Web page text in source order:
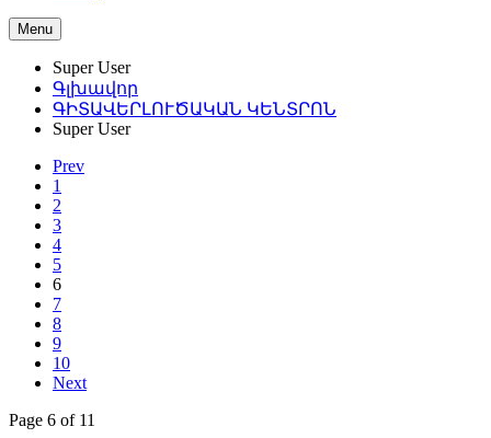
Menu
Super User
Գլխավոր
ԳԻՏԱՎԵՐԼՈՒԾԱԿԱՆ ԿԵՆՏՐՈՆ
Super User
Prev
1
2
3
4
5
6
7
8
9
10
Next
Page 6 of 11